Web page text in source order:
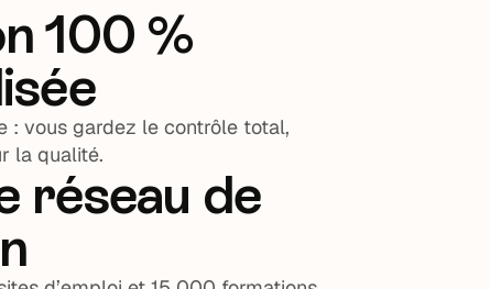
100 %
: vous gardez le contrôle total,
la qualité.
réseau de